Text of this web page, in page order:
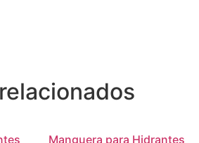
Manguera para Hidrantes